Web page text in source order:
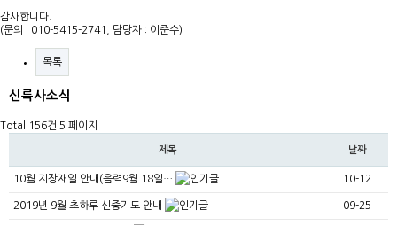
감사합니다.
(문의 : 010-5415-2741, 담당자 : 이준수)
목록
신륵사소식
Total 156건 5 페이지
제목 날짜
10월 지장재일 안내(음력9월 18일… 10-12
2019년 9월 초하루 신중기도 안내 09-25